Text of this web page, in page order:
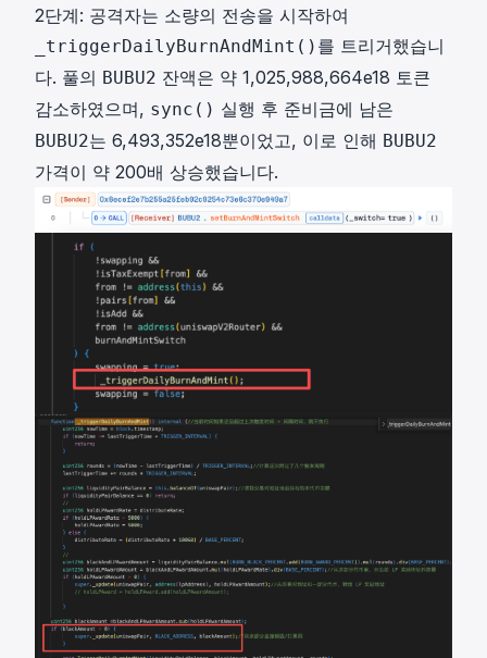
2단계: 공격자는 소량의 전송을 시작하여
_triggerDailyBurnAndMint() 를 트리거했습니
다. 풀의 BUBU2 잔액은 약 1,025,988,664e18 토큰
감소하였으며, sync() 실행 후 준비금에 남은
BUBU2는 6,493,352e18뿐이었고, 이로 인해 BUBU2
가격이 약 200배 상승했습니다.